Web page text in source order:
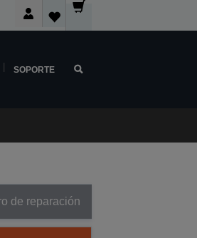
SOPORTE
de reparación